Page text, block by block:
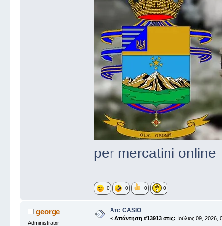
per mercatini online
0 0 0 0
george_
Administrator
Απ: CASIO
« Απάντηση #13913 στις: Ιούλιος 09, 2026,